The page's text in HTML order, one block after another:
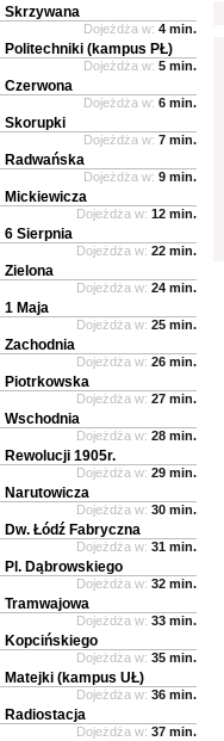
Skrzywana
Dojeżdża w: 4 min.
Politechniki (kampus PŁ)
Dojeżdża w: 5 min.
Czerwona
Dojeżdża w: 6 min.
Skorupki
Dojeżdża w: 7 min.
Radwańska
Dojeżdża w: 9 min.
Mickiewicza
Dojeżdża w: 12 min.
6 Sierpnia
Dojeżdża w: 22 min.
Zielona
Dojeżdża w: 24 min.
1 Maja
Dojeżdża w: 25 min.
Zachodnia
Dojeżdża w: 26 min.
Piotrkowska
Dojeżdża w: 27 min.
Wschodnia
Dojeżdża w: 28 min.
Rewolucji 1905r.
Dojeżdża w: 29 min.
Narutowicza
Dojeżdża w: 30 min.
Dw. Łódź Fabryczna
Dojeżdża w: 31 min.
Pl. Dąbrowskiego
Dojeżdża w: 32 min.
Tramwajowa
Dojeżdża w: 33 min.
Kopcińskiego
Dojeżdża w: 35 min.
Matejki (kampus UŁ)
Dojeżdża w: 36 min.
Radiostacja
Dojeżdża w: 37 min.